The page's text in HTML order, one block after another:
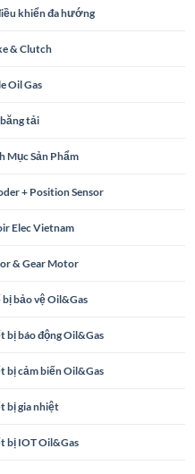
khiển đa hướng
& Clutch
Oil Gas
tải
Mục Sản Phẩm
+ Position Sensor
Elec Vietnam
& Gear Motor
bị bảo vệ Oil&Gas
bị báo động Oil&Gas
bị cảm biến Oil&Gas
bị gia nhiệt
bị IOT Oil&Gas